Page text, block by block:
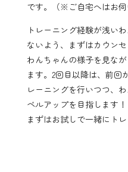
です。（※ご自宅へはお伺
トレーニング経験が浅い
ないよう、まずはカウン
わんちゃんの様子を見な
ます。2回目以降は、前回
レーニングを行いつつ、
ベルアップを目指します！
まずはお試しで一緒にト